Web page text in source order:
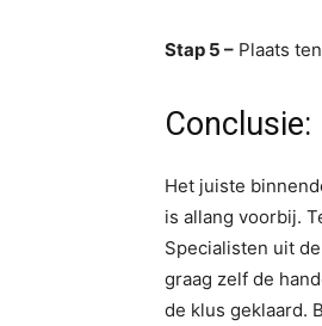
Stap 5 – Plaats
Het juiste
is allang voorbij.
Specialisten uit
graag zelf de
de klus geklaard.